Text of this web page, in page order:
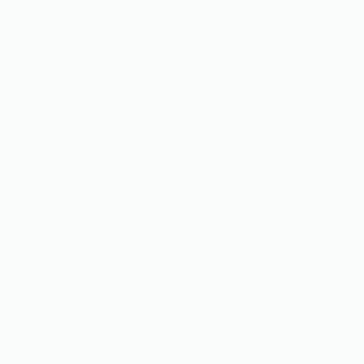
архитектурно-исторический музей с характерными чертами
древний мост через ров. Сохранились каменные толстые
из России через феодосийский порт в Мекку и Медину.
обращает на себя внимание мечеть с остатками
башни св. Константина. В системе укрепления города она
и боеприпасы на случай войны. В городе встречаются армянские
часть половину города. Она выросла после
- городской сад. В сквере, установлен бронзовый
он морем направился в Гурзуф. Скульптор изобразил
его во время путешествия по Крыму. В каждом городе есть
галерея Айвазовского. Ее фасад украшают две